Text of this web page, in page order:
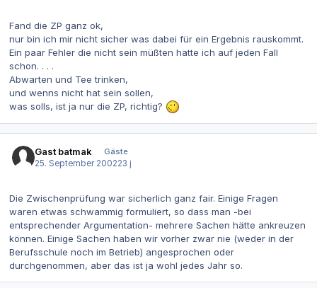
Fand die ZP ganz ok,
nur bin ich mir nicht sicher was dabei für ein Ergebnis rauskommt.
Ein paar Fehler die nicht sein müßten hatte ich auf jeden Fall
schon. . . .
Abwarten und Tee trinken,
und wenns nicht hat sein sollen,
was solls, ist ja nur die ZP, richtig?
Gast batmak
Gäste
25. September 200223 j
Die Zwischenprüfung war sicherlich ganz fair. Einige Fragen
waren etwas schwammig formuliert, so dass man -bei
entsprechender Argumentation- mehrere Sachen hätte ankreuzen
können. Einige Sachen haben wir vorher zwar nie (weder in der
Berufsschule noch im Betrieb) angesprochen oder
durchgenommen, aber das ist ja wohl jedes Jahr so.